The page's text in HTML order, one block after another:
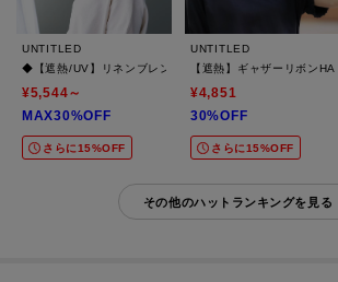
UNTITLED
◆【遮熱/UV】リネンブレンドつば広HAT
¥5,544～
MAX30%OFF
さらに15%OFF
UNTITLED
【遮熱】ギャザーリボンHAT
¥4,851
30%OFF
さらに15%OFF
その他のハットランキングを見る